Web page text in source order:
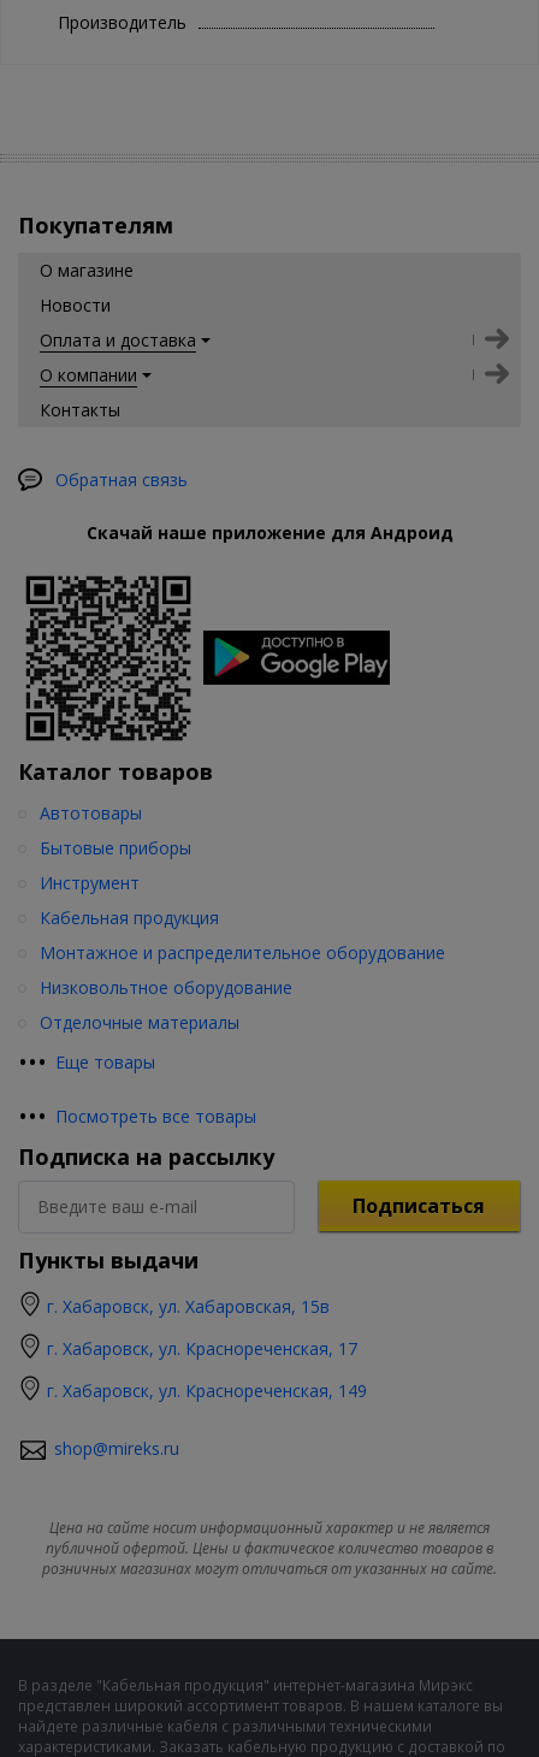
Производитель
Покупателям
О магазине
Новости
Оплата и доставка
О компании
Контакты
Обратная связь
Скачай наше приложение для Андроид
Каталог товаров
••• Еще товары
Автотовары
Бытовые приборы
Инструмент
Кабельная продукция
Монтажное и распределительное оборудование
Низковольтное оборудование
Отделочные материалы
••• Посмотреть все товары
Подписка на рассылку
Подписаться
Пункты выдачи
г. Хабаровск, ул. Хабаровская, 15в
г. Хабаровск, ул. Краснореченская, 17
г. Хабаровск, ул. Краснореченская, 149
shop@mireks.ru
Цена на сайте носит информационный характер и не является
публичной офертой. Цены и фактическое количество товаров в
розничных магазинах могут отличаться от указанных на сайте.
В разделе "Кабельная продукция" интернет-магазина Мирэкс
представлен широкий ассортимент товаров. В нашем каталоге вы
найдете различные кабеля с различными техническими
характеристиками. Заказать кабельную продукцию с доставкой по